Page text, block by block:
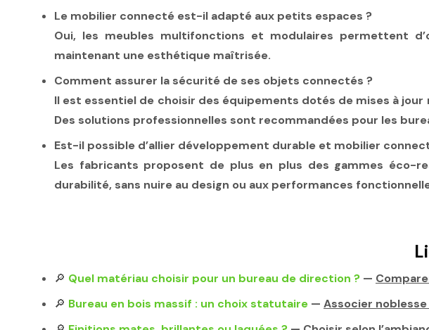
Le mobilier connecté est-il adapté aux petits espaces ?
Oui, les meubles multifonctions et modulaires permettent
maintenant une esthétique maîtrisée.
Comment assurer la sécurité de ses objets connectés ?
Il est essentiel de choisir des équipements dotés de mises à
Des solutions professionnelles sont recommandées pour les
Est-il possible d’allier développement durable et mobilier
Les fabricants proposent de plus en plus des gammes éco-
durabilité, sans nuire au design ou aux performances
🔎 Quel matériau choisir pour un bureau de direction ? —
🔎 Bureau en bois massif : un choix statutaire — Associer